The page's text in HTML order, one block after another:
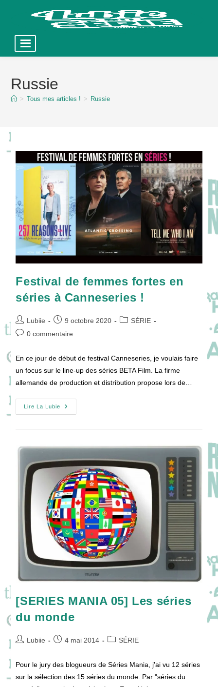
contentRussie
> Tous mes articles ! > Russie
Festival de femmes fortes en
séries à Canneseries !
Auteur/autrice
de
Lubiie
Publication
publiée :
9 octobre 2020
PostSÉRIE
Commentaires
publication :
0 commentaire
En ce jour de début de festival Canneseries, je voulais faire
un focus sur le line-up des séries BETA Film. La firme
allemande de production et distribution propose lors de…
Lire La Lubie
Festival
De
À
!
[SERIES MANIA 05] Les séries
du monde
Auteur/autrice
publication :
Lubiie
Publication
4 mai 2014
PostSÉRIE
Pour le jury des blogueurs de Séries Mania, j'ai vu 12 séries
sur la sélection des 15 séries du monde. Par "séries du